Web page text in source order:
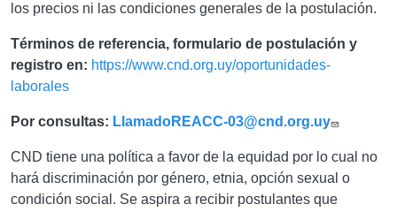
los precios ni las condiciones generales de la postulación.
Términos de referencia, formulario de postulación y
registro en: https://www.cnd.org.uy/oportunidades-
laborales
Por consultas: LlamadoREACC-03@cnd.org.uy
CND tiene una política a favor de la equidad por lo cual no
hará discriminación por género, etnia, opción sexual o
condición social. Se aspira a recibir postulantes que